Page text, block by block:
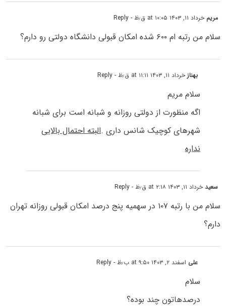
مریم خرداد ۱۱, ۱۴۰۳ at ۱۰:۰۵ ق٫ظ - Reply
سلام من رتبه ام ۶۰۰ شده امکان قبولی دانشگاه دولتی رو دارم؟
بهنازخرداد ۱۱, ۱۴۰۳ at ۱۱:۱۱ ق٫ظ - Reply
سلام مریم
اگه منظورت از دولتی روزانه و شبانه است برای شبانه
شهرهای کوچیک شانس داری .البته احتمال بالایی
نداره
سعیدخرداد ۱۱, ۱۴۰۳ at ۲:۱۸ ق٫ظ - Reply
سلام من با رتبه ۱۰۷ در سهمیه پنج‌ درصد امکان قبولی روزانه تهران
دارم؟
علی اسفند ۲, ۱۴۰۳ at ۹:۵۰ ب٫ظ - Reply
سلام
درصدهاتون چند بوده؟